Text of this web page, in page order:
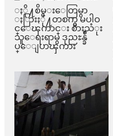
ႏို႔စိမ္းေတြမွာ
ႏြားႏို႔တစက္မွ မပါဝ
င္ေၾကာင္း စားသံုး
သူေရးရာမွ ဒုညႊန္ခ်ဳ
ပ္ေျပာၾကား